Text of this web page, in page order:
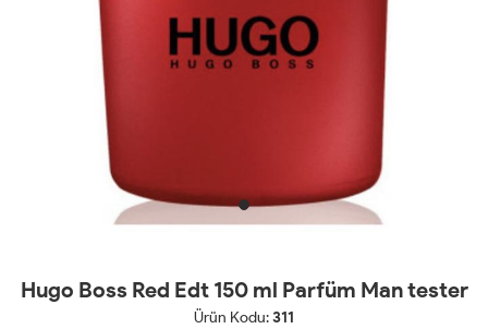
Hugo Boss Red Edt 150 ml Parfüm Man tester
Ürün Kodu:311